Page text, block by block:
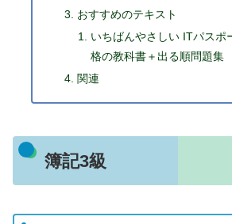
おすすめのテキスト
いちばんやさしい ITパス
格の教科書＋出る順問題集
関連
簿記3級